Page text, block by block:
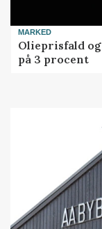
MARKED
Olieprisfald
på 3 procent